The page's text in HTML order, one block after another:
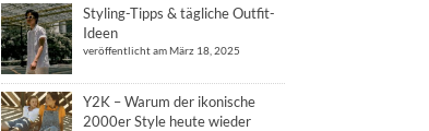
Styling-Tipps & tägliche Outfit-
Ideen
veröffentlicht am März 18, 2025
Y2K – Warum der ikonische
2000er Style heute wieder